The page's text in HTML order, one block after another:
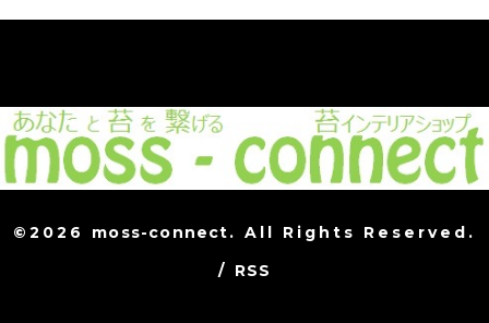
©2026 moss-connect. All Rights Reserved.
/ RSS